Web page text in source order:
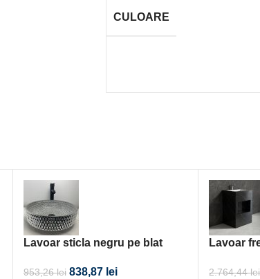
CULOARE
Lavoar sticla negru pe blat
953,26lei 838,87 lei
Lavoar
2.764,44lei